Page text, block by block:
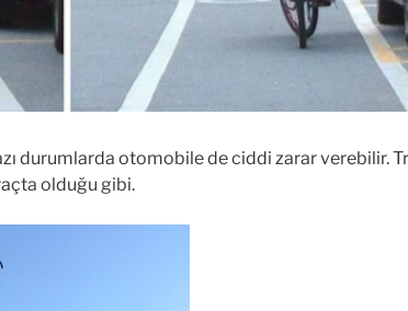
durumlarda otomobile de ciddi zarar verebilir.
olduğu gibi.